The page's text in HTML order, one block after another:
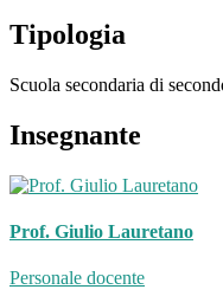
Tipologia
Scuola secondaria di
Insegnante
Prof. Giulio Lauretano
Personale docente